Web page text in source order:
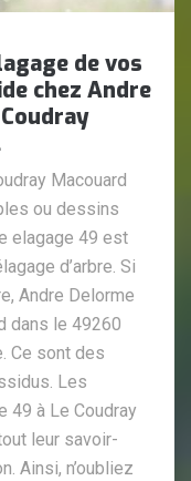
de vos
chez Andre
Macouard
ou dessins
elagage 49 est
d’arbre. Si
Andre Delorme
dans le 49260
Ce sont des
Les
49 à Le Coudray
leur savoir-
Ainsi, n’oubliez